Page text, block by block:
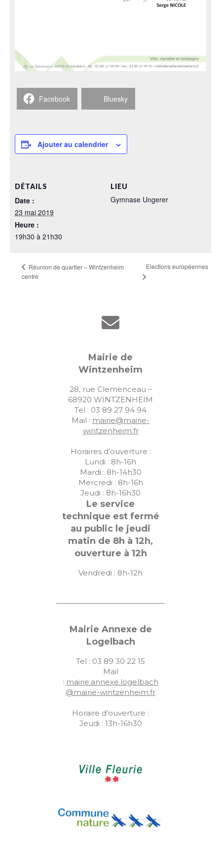
Facebook Bluesky
Ajouter au calendrier
DÉTAILS
Date :
23 mai 2019
Heure :
19h30 à 21h30
LIEU
Gymnase Ungerer
Réunion de quartier – Wintzenheim
centre
Elections européennes
Mairie de
Wintzenheim
28, rue Clemenceau –
68920 WINTZENHEIM
Tel : 03 89 27 94 94
Mail : mairie@mairie-
wintzenheim.fr
Horaires d’ouverture :
Lundi : 8h-16h
Mardi : 8h-14h30
Mercredi : 8h-16h
Jeudi : 8h-16h30
Le service
technique est fermé
au public le jeudi
matin de 8h à 12h,
ouverture à 12h
Vendredi : 8h-12h
Mairie Annexe de
Logelbach
Tel : 03 89 30 22 15
Mail
: mairie.annexe.logelbach
@mairie-wintzenheim.fr
Horaire d’ouverture :
Jeudi : 13h-16h30